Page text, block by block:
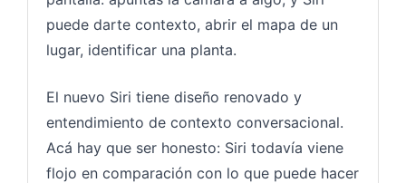
puede darte contexto, abrir el mapa de un
lugar, identificar una planta.
El nuevo Siri tiene diseño renovado y
entendimiento de contexto conversacional.
Acá hay que ser honesto: Siri todavía viene
flojo en comparación con lo que puede hacer